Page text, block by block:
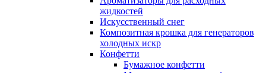
жидкостей
Искусственный снег
Композитная крошка для генераторов
холодных искр
Конфетти
Бумажное конфетти